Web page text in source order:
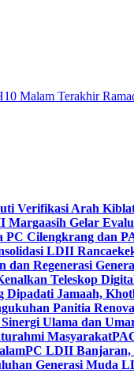
10 Malam Terakhir
Verifikasi Arah
Gelar
PC Cilengkrang dan
LDII
Regenerasi
Teleskop
Dipadati Jamaah,
Panitia
Ulama dan
Masyarakat
PC LDII Banjaran,
Generasi Muda